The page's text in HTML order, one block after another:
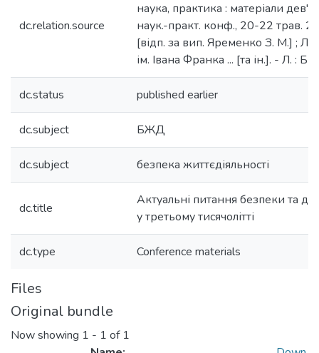
dc.relation.source
наука, практика : матеріали
наук.-практ. конф., 20-22 трав.
[відп. за вип. Яременко З. М.] ;
ім. Івана Франка ... [та ін.]. - Л. :
dc.status published earlier
dc.subject БЖД
dc.subject безпека життєдіяльності
dc.title
Актуальні питання безпеки та
у третьому тисячолітті
dc.type Conference materials
Files
Original bundle
Now showing 1 - 1 of 1